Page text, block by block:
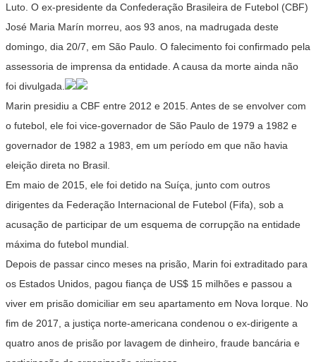
Luto. O ex-presidente da Confederação Brasileira de Futebol (CBF)
José Maria Marín morreu, aos 93 anos, na madrugada deste
domingo, dia 20/7, em São Paulo. O falecimento foi confirmado pela
assessoria de imprensa da entidade. A causa da morte ainda não
foi divulgada.
Marin presidiu a CBF entre 2012 e 2015. Antes de se envolver com
o futebol, ele foi vice-governador de São Paulo de 1979 a 1982 e
governador de 1982 a 1983, em um período em que não havia
eleição direta no Brasil.
Em maio de 2015, ele foi detido na Suíça, junto com outros
dirigentes da Federação Internacional de Futebol (Fifa), sob a
acusação de participar de um esquema de corrupção na entidade
máxima do futebol mundial.
Depois de passar cinco meses na prisão, Marin foi extraditado para
os Estados Unidos, pagou fiança de US$ 15 milhões e passou a
viver em prisão domiciliar em seu apartamento em Nova Iorque. No
fim de 2017, a justiça norte-americana condenou o ex-dirigente a
quatro anos de prisão por lavagem de dinheiro, fraude bancária e